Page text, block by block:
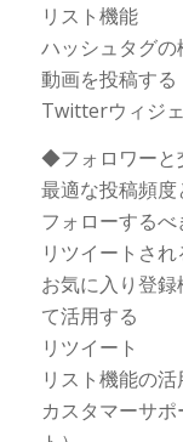
リスト機能
ハッシュタグの
動画を投稿する
Twitterウィジ
◆フォロワーと
最適な投稿頻度
フォローする
リツイートされ
お気に入り登
て活用する
リツイート
リスト機能の活
カスタマーサ